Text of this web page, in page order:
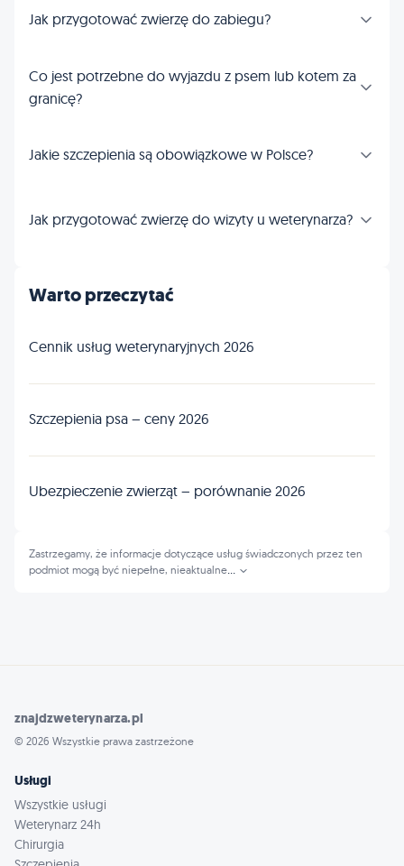
Jak przygotować zwierzę do zabiegu?
Co jest potrzebne do wyjazdu z psem lub kotem za
granicę?
Jakie szczepienia są obowiązkowe w Polsce?
Jak przygotować zwierzę do wizyty u weterynarza?
Warto przeczytać
Cennik usług weterynaryjnych 2026
Szczepienia psa – ceny 2026
Ubezpieczenie zwierząt – porównanie 2026
Zastrzegamy, że informacje dotyczące usług świadczonych przez ten
podmiot mogą być niepełne, nieaktualne
znajdzweterynarza.pl
© 2026 Wszystkie prawa zastrzeżone
Usługi
Wszystkie usługi
Weterynarz 24h
Chirurgia